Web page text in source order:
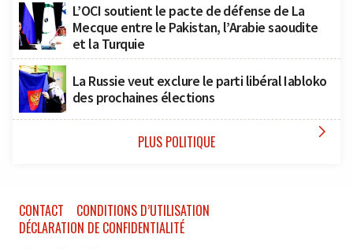
L’OCI soutient le pacte de défense de La
Mecque entre le Pakistan, l’Arabie saoudite
et la Turquie
La Russie veut exclure le parti libéral Iabloko
des prochaines élections
PLUS POLITIQUE 
CONTACT
CONDITIONS D’UTILISATION
DÉCLARATION DE CONFIDENTIALITÉ